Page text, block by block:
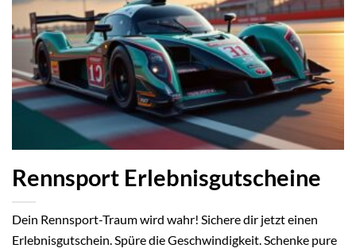
Rennsport Erlebnisgutscheine
Dein Rennsport-Traum wird wahr! Sichere dir jetzt einen
Erlebnisgutschein. Spüre die Geschwindigkeit. Schenke pure